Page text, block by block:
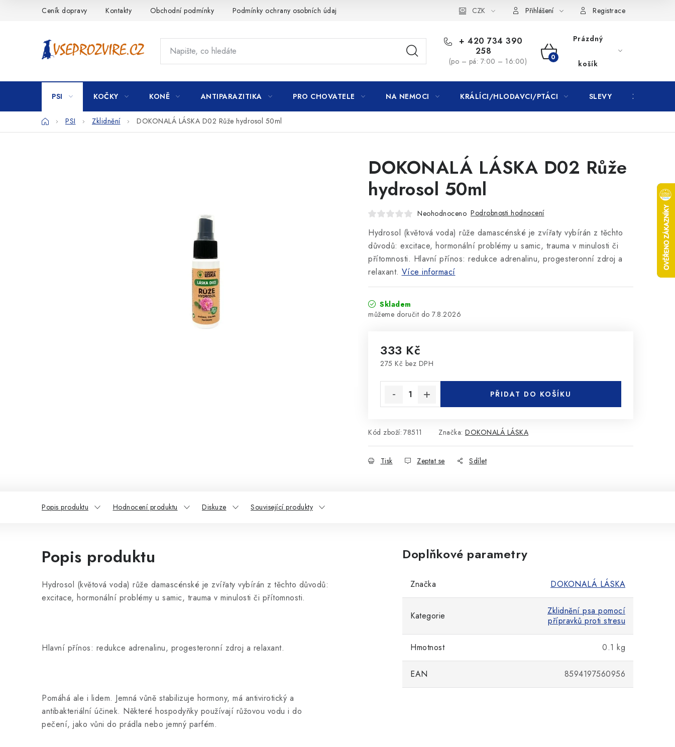
Ceník dopravy Kontakty Obchodní podmínky Podmínky ochrany osobních údajů CZK Přihlášení Registrace
+ 420 734 390
258
(po – pá: 7:00 – 16:00)
NÁKUPNÍ
KOŠÍK
Prázdný
košík
PSI KOČKY KONĚ ANTIPARAZITIKA PRO CHOVATELE NA NEMOCI KRÁLÍCI/HLODAVCI/PTÁCI SLEVY ZNAČKY
DomůPSI Zklidnění DOKONALÁ LÁSKA D02 Růže hydrosol 50ml
DOKONALÁ LÁSKA D02 Růže
hydrosol 50ml
Neohodnoceno Podrobnosti hodnocení
Hydrosol (květová voda) růže damascénské je zvířaty vybírán z těchto
důvodů: excitace, hormonální problémy u samic, trauma v minulosti či
přítomnosti. Hlavní přínos: redukce adrenalinu, progesteronní zdroj a
relaxant. Více informací
Skladem
7.8.2026
333 Kč
275 Kč bez DPH
PŘIDAT DO KOŠÍKU
Kód zboží: 78511 Značka: DOKONALÁ LÁSKA
Tisk Zeptat se Sdílet
Popis produktu Hodnocení produktu Diskuze Související produkty
Popis produktu
Hydrosol (květová voda) růže damascénské je zvířaty vybírán z těchto důvodů:
excitace, hormonální problémy u samic, trauma v minulosti či přítomnosti.
Hlavní přínos: redukce adrenalinu, progesteronní zdroj a relaxant.
Pomáhá ale i lidem. Jemná vůně stabilizuje hormony, má antivirotický a
antibakteriální účinek. Některé hospodyňky používají růžovou vodu i do
pečení, jako vůni do prádla nebo jemný parfém.
Doplňkové parametry
Značka DOKONALÁ LÁSKA
Kategorie
Zklidnění psa pomocí
přípravků proti stresu
Hmotnost 0.1 kg
EAN 8594197560956